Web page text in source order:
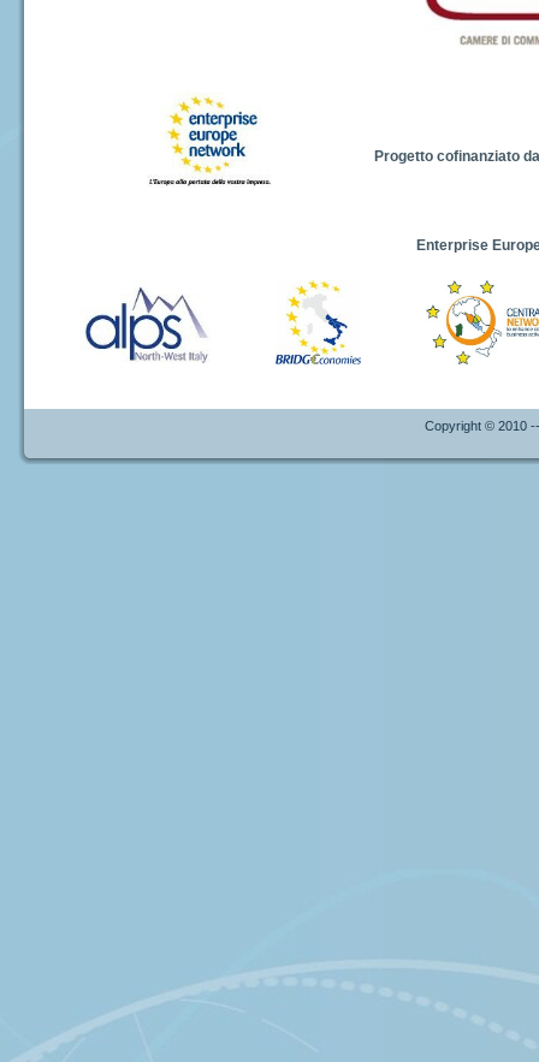
Progetto cofinanziato
Enterprise
Copyright © 2010